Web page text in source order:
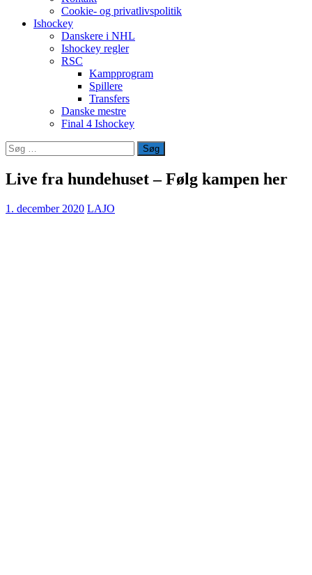
Cookie- og privatlivspolitik
Ishockey
Danskere i NHL
Ishockey regler
RSC
Kampprogram
Spillere
Transfers
Danske mestre
Final 4 Ishockey
Søg
efter:
Live fra hundehuset – Følg kampen her
1. december 2020 LAJO